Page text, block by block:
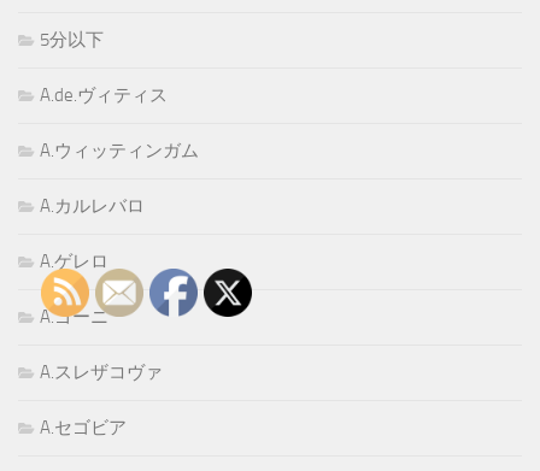
5分以下
A.de.ヴィティス
A.ウィッティンガム
A.カルレバロ
A.ゲレロ
A.ゴーニ
A.スレザコヴァ
A.セゴビア